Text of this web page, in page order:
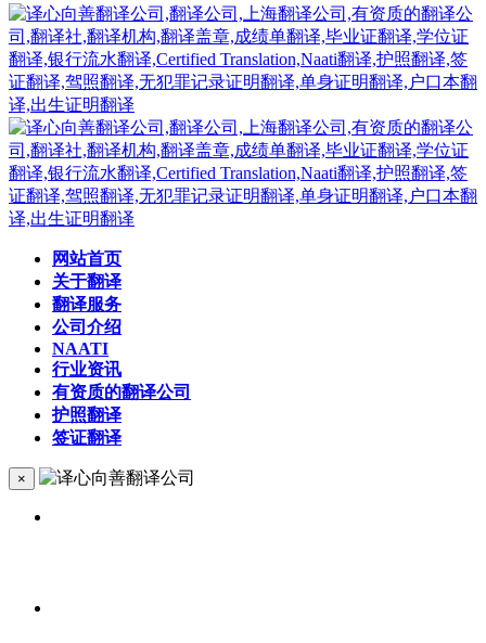
网站首页
关于翻译
翻译服务
公司介绍
NAATI
行业资讯
有资质的翻译公司
护照翻译
签证翻译
×